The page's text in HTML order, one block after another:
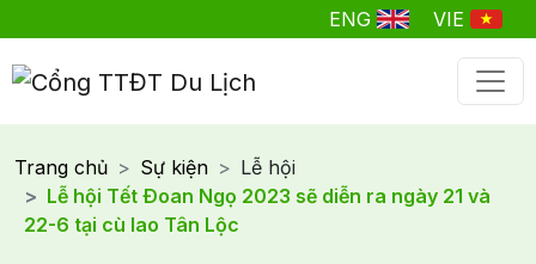
ENG VIE
Trang chủ Sự kiện
Lễ hội
Lễ hội Tết Ðoan Ngọ 2023 sẽ diễn ra ngày 21 và
22-6 tại cù lao Tân Lộc